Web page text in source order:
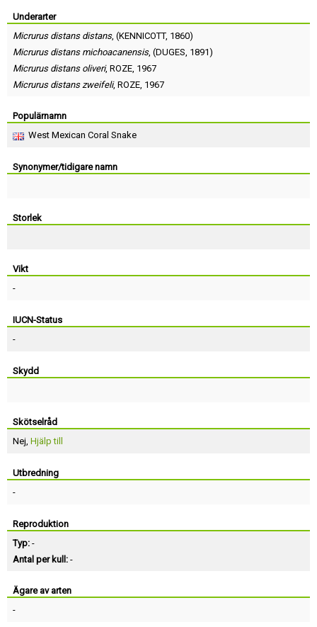
Underarter
Micrurus distans distans, (KENNICOTT, 1860)
Micrurus distans michoacanensis, (DUGES, 1891)
Micrurus distans oliveri, ROZE, 1967
Micrurus distans zweifeli, ROZE, 1967
Populärnamn
West Mexican Coral Snake
Synonymer/tidigare namn
Storlek
Vikt
-
IUCN-Status
-
Skydd
Skötselråd
Nej, Hjälp till
Utbredning
-
Reproduktion
Typ: -
Antal per kull: -
Ägare av arten
-